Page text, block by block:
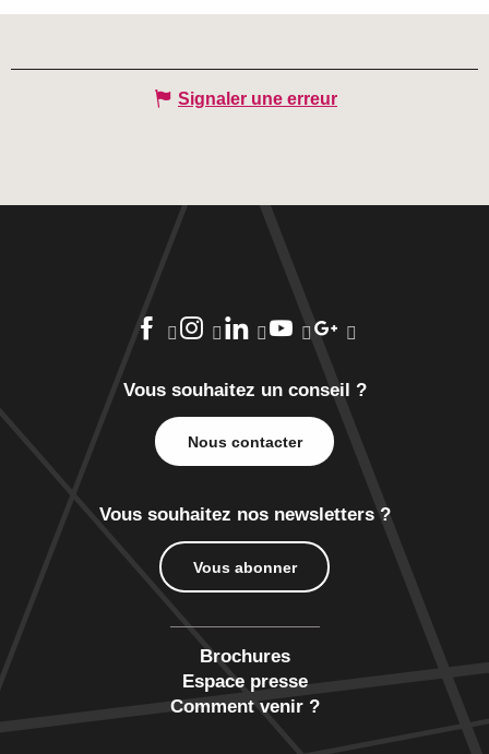
Signaler une erreur
Vous souhaitez un conseil ?
Nous contacter
Vous souhaitez nos newsletters ?
Vous abonner
Brochures
Espace presse
Comment venir ?